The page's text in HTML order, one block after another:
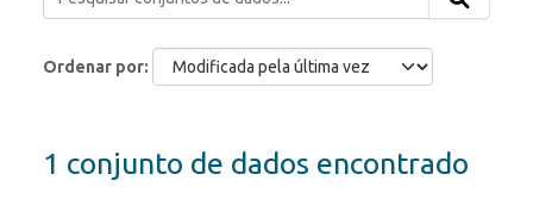
Ordenar por
1 conjunto de dados encontrado